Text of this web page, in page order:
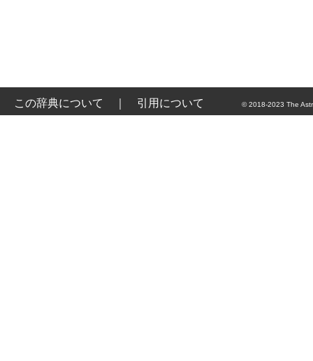
この辞典について 引用について © 2018-2023 The